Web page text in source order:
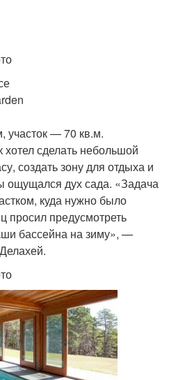
участок — 70 кв.м.
хотел сделать небольшой
создать зону для отдыха и
ощущался дух сада. «Задача
куда нужно было
просил предусмотреть
бассейна на зиму», —